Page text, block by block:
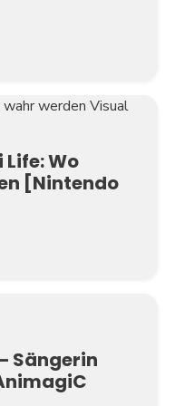
Wo
[Nintendo
Sängerin